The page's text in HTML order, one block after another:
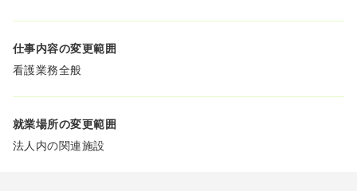
仕事内容の変更範囲
看護業務全般
就業場所の変更範囲
法人内の関連施設